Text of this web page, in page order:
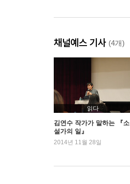
채널예스 기사 (4개)
읽다
김연수 작가가 말하는 『소
설가의 일』
2014년 11월 28일